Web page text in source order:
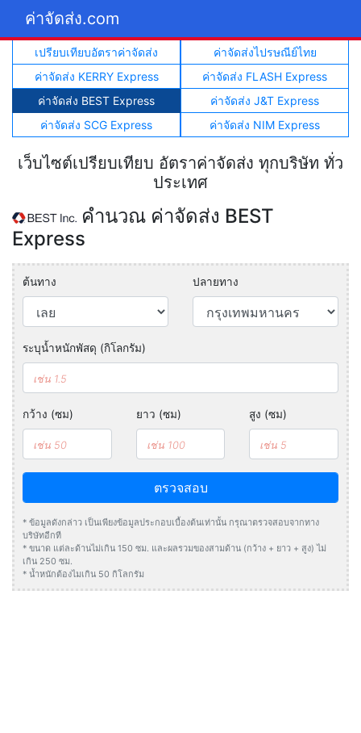
ค่าจัดส่ง.com
เปรียบเทียบอัตราค่าจัดส่ง
ค่าจัดส่งไปรษณีย์ไทย
ค่าจัดส่ง KERRY Express
ค่าจัดส่ง FLASH Express
ค่าจัดส่ง BEST Express
ค่าจัดส่ง J&T Express
ค่าจัดส่ง SCG Express
ค่าจัดส่ง NIM Express
เว็บไซต์เปรียบเทียบ อัตราค่าจัดส่ง ทุกบริษัท ทั่ว
ประเทศ
คำนวณ ค่าจัดส่ง BEST
Express
ต้นทาง ปลายทาง
ระบุน้ำหนักพัสดุ (กิโลกรัม)
กว้าง (ซม) ยาว (ซม) สูง (ซม)
ตรวจสอบ
* ข้อมูลดังกล่าว เป็นเพียงข้อมูลประกอบเบื้องต้นเท่านั้น กรุณาตรวจสอบจากทาง
บริษัทอีกที
* ขนาด แต่ละด้านไม่เกิน 150 ซม. และผลรวมของสามด้าน (กว้าง + ยาว + สูง) ไม่
เกิน 250 ซม.
* น้ำหนักต้องไมเกิน 50 กิโลกรัม